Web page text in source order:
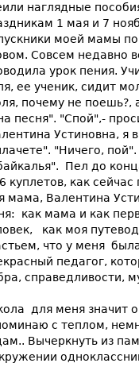
наглядные
1 мая и 7
моей мамы
Совсем недавно
урок пения.
ее ученик, сидит
почему не поешь?,
песня". "Спой",-
Устиновна,
"Ничего,
Пел до
куплетов, как
мама, Валентина
как мама и как
как моя
что у меня
педагог,
справедливости,
для меня значит
с теплом,
Вычеркнуть из